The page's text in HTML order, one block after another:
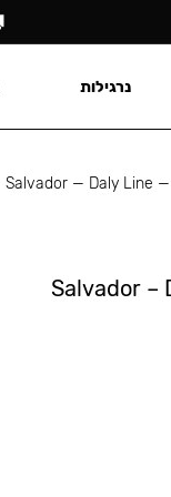
Salvador — Daly Line
Salvador –
נרגילות